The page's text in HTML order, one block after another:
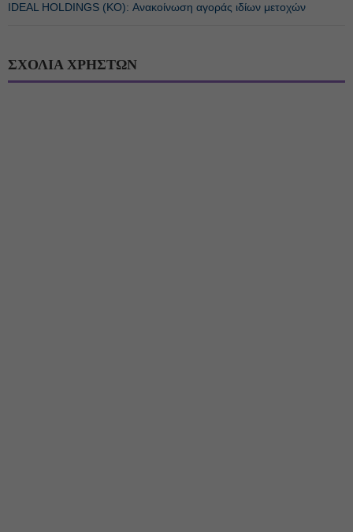
IDEAL HOLDINGS (ΚΟ): Ανακοίνωση αγοράς ιδίων μετοχών
ΣΧΟΛΙΑ ΧΡΗΣΤΩΝ